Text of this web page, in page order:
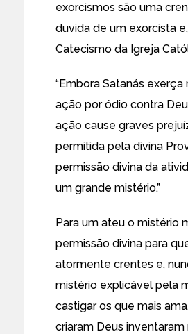
exorcismos são uma
duvida de um exorcista
Catecismo da Igreja
“Embora Satanás exerça
ação por ódio contra
ação cause graves
permitida pela divina
permissão divina da
um grande mistério.”
Para um ateu o mistério
permissão divina para
atormente crentes e,
mistério explicável pela
castigar os que mais
criaram Deus